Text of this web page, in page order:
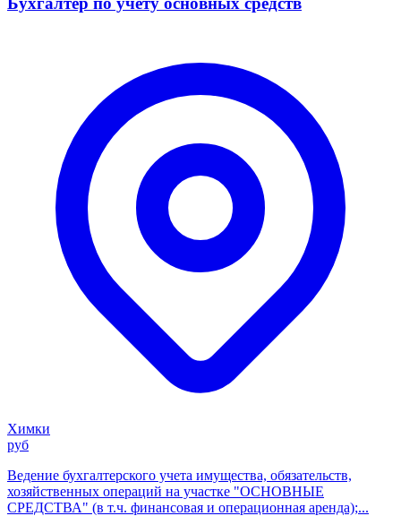
Химки
руб
Ведение бухгалтерского учета имущества, обязательств,
хозяйственных операций на участке "ОСНОВНЫЕ
СРЕДСТВА" (в т.ч. финансовая и операционная аренда);...